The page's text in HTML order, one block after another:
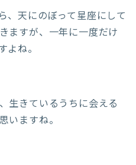
、天にのぼって星座にして
ますが、一年に一度だけ
よね。
生きているうちに会える
いますね。